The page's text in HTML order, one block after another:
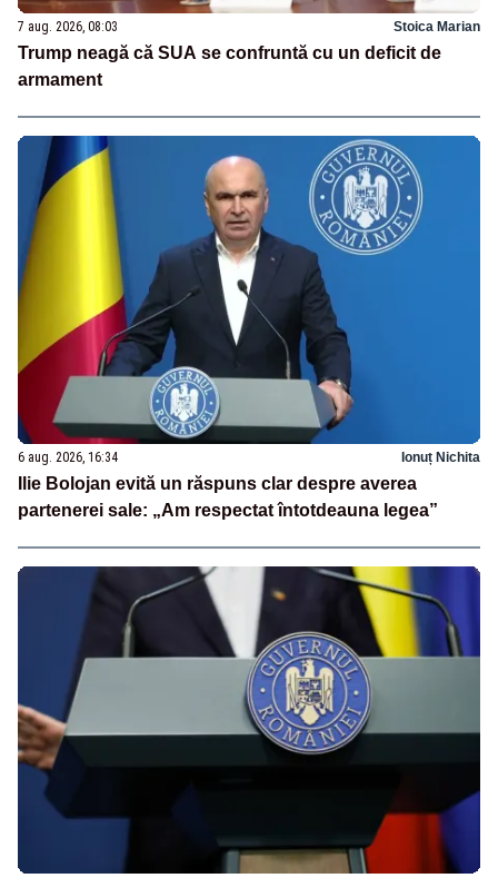
7 aug. 2026, 08:03 Stoica Marian
Trump neagă că SUA se confruntă cu un deficit de
armament
6 aug. 2026, 16:34 Ionuț Nichita
Ilie Bolojan evită un răspuns clar despre averea
partenerei sale: „Am respectat întotdeauna legea”